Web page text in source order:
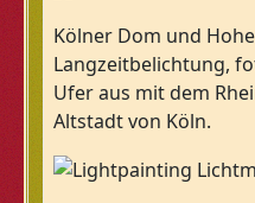
Kölner Dom und
Langzeitbelichtung,
Ufer aus mit dem
Altstadt von Köln.